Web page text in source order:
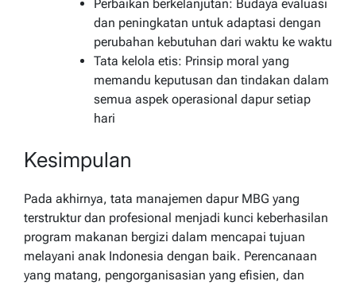
Perbaikan berkelanjutan: Budaya evaluasi
dan peningkatan untuk adaptasi dengan
perubahan kebutuhan dari waktu ke waktu
Tata kelola etis: Prinsip moral yang
memandu keputusan dan tindakan dalam
semua aspek operasional dapur setiap
hari
Kesimpulan
Pada akhirnya, tata manajemen dapur MBG yang
terstruktur dan profesional menjadi kunci keberhasilan
program makanan bergizi dalam mencapai tujuan
melayani anak Indonesia dengan baik. Perencanaan
yang matang, pengorganisasian yang efisien, dan